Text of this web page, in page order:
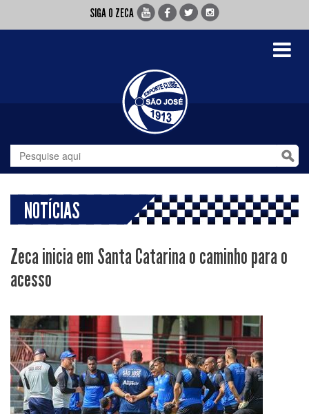
SIGA O ZECA
Toggle
NOTÍCIAS
Zeca inicia em Santa Catarina o caminho para o
acesso